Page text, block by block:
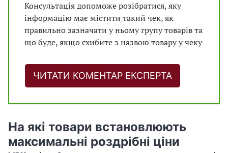
Консультація допоможе розібратися, яку
інформацію має містити такий чек, як
правильно зазначати у ньому групу товарів та
що буде, якщо схибите з назвою товару у чеку
ЧИТАТИ КОМЕНТАР ЕКСПЕРТА
На які товари встановлюють
максимальні роздрібні ціни